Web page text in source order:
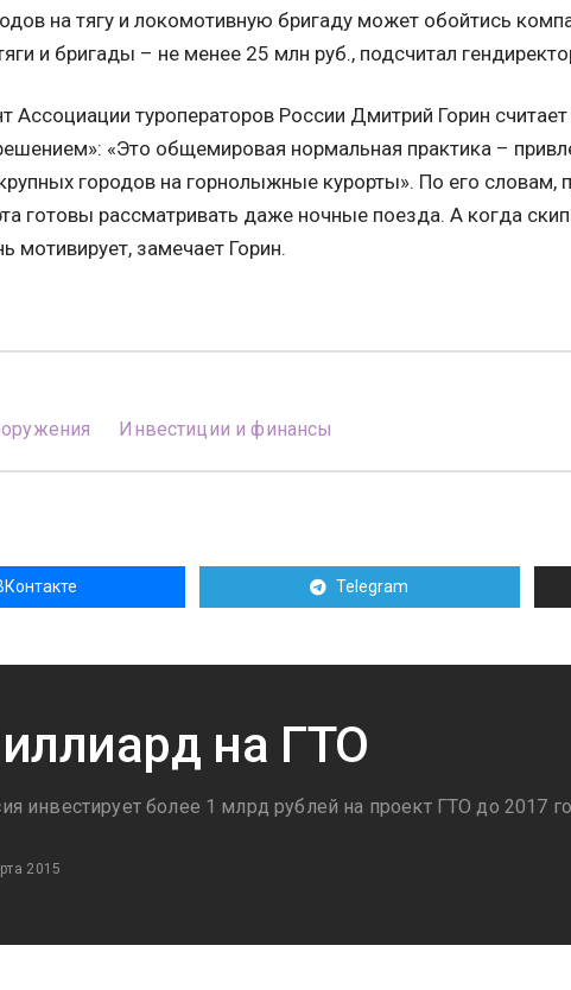
на тягу и локомотивную бригаду может обойтись
и бригады – не менее 25 млн руб., подсчитал
Ассоциации туроператоров России Дмитрий Горин
«Это общемировая нормальная практика –
городов на горнолыжные курорты». По его словам,
готовы рассматривать даже ночные поезда. А когда
мотивирует, замечает Горин.
Инвестиции и финансы
Telegram
на ГТО
инвестирует более 1 млрд рублей на проект ГТО до 2017
2015